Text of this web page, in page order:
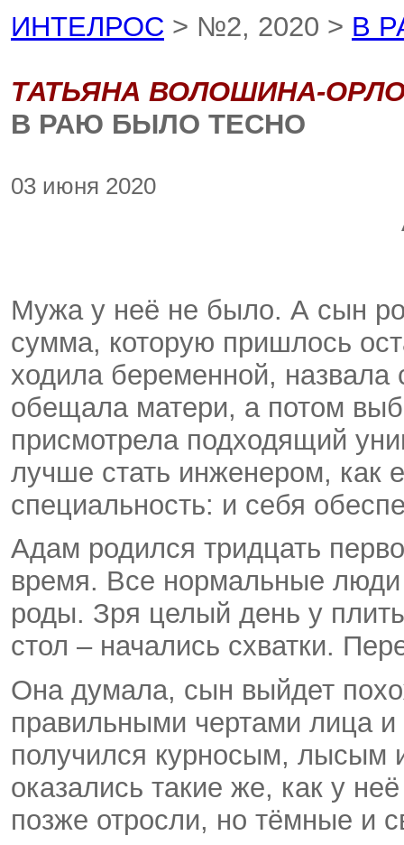
ИНТЕЛРОС > №2, 2020 > В
ТАТЬЯНА ВОЛОШИНА-
В РАЮ БЫЛО ТЕСНО
03 июня 2020
Мужа у неё не было. А сын
сумма, которую пришлось
ходила беременной,
обещала матери, а потом
присмотрела подходящий
лучше стать инженером, как
специальность: и себя
Адам родился тридцать
время. Все нормальные
роды. Зря целый день у
стол – начались схватки.
Она думала, сын выйдет
правильными чертами лица
получился курносым, лысым
оказались такие же, как у
позже отросли, но тёмные и